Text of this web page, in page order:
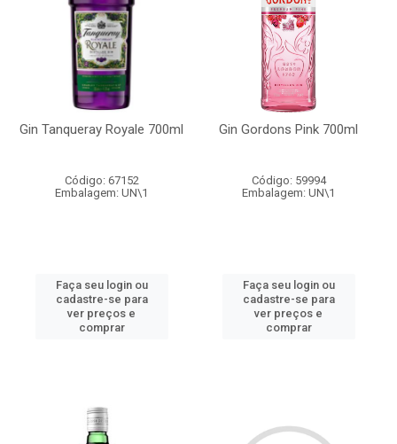
Gin Tanqueray Royale 700ml
Código: 67152
Embalagem: UN\1
Faça seu login ou
cadastre-se para
ver preços e
comprar
Gin Gordons Pink 700ml
Código: 59994
Embalagem: UN\1
Faça seu login ou
cadastre-se para
ver preços e
comprar